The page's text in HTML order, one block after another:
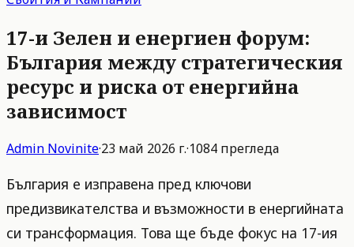
17-и Зелен и енергиен форум:
България между стратегическия
ресурс и риска от енергийна
зависимост
Admin Novinite·23 май 2026 г.·1084 прегледа
България е изправена пред ключови
предизвикателства и възможности в енергийната
си трансформация. Това ще бъде фокус на 17-ия